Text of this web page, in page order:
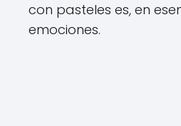
con pasteles es, en
emociones.